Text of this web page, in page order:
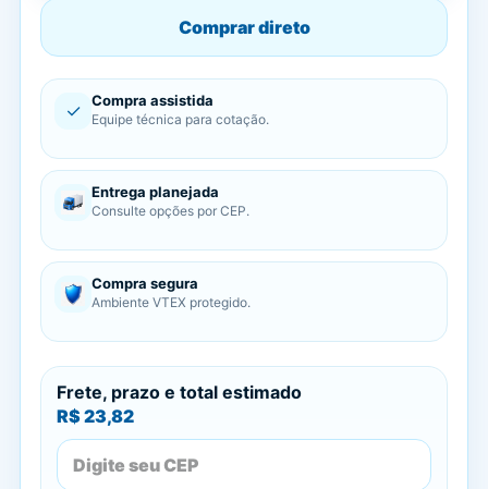
Comprar direto
✓ Compra assistida
Equipe técnica para cotação.
Entrega planejada
Consulte opções por CEP.
Compra segura
Ambiente VTEX protegido.
Frete, prazo e total estimado
R$ 23,82